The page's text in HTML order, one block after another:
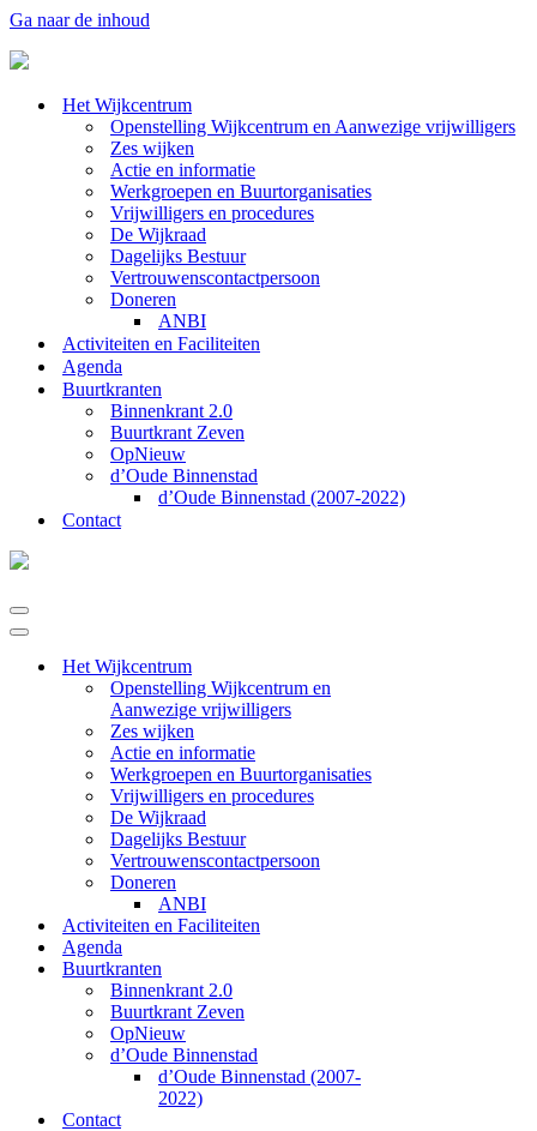
Ga naar de inhoud
Het Wijkcentrum
Openstelling Wijkcentrum en Aanwezige vrijwilligers
Zes wijken
Actie en informatie
Werkgroepen en Buurtorganisaties
Vrijwilligers en procedures
De Wijkraad
Dagelijks Bestuur
Vertrouwenscontactpersoon
Doneren
ANBI
Activiteiten en Faciliteiten
Agenda
Buurtkranten
Binnenkrant 2.0
Buurtkrant Zeven
OpNieuw
d’Oude Binnenstad
d’Oude Binnenstad (2007-2022)
Contact
Navigatie
Menu
Navigatie
Het Wijkcentrum
Openstelling Wijkcentrum en
Aanwezige vrijwilligers
Zes wijken
Actie en informatie
Werkgroepen en Buurtorganisaties
Vrijwilligers en procedures
De Wijkraad
Dagelijks Bestuur
Vertrouwenscontactpersoon
Doneren
ANBI
Activiteiten en Faciliteiten
Agenda
Buurtkranten
Binnenkrant 2.0
Buurtkrant Zeven
OpNieuw
d’Oude Binnenstad
d’Oude Binnenstad (2007-
2022)
Contact